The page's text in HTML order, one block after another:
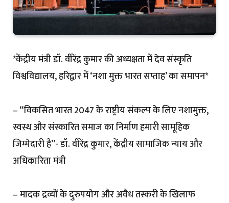
*केंद्रीय मंत्री डॉ. वीरेंद्र कुमार की अध्यक्षता में देव संस्कृति
विश्वविद्यालय, हरिद्वार में ‘नशा मुक्त भारत सप्ताह’ का समापन*
– “विकसित भारत 2047 के राष्ट्रीय संकल्प के लिए नशामुक्त,
स्वस्थ और संस्कारित समाज का निर्माण हमारी सामूहिक
जिम्मेदारी है”- डॉ. वीरेंद्र कुमार, केंद्रीय सामाजिक न्याय और
अधिकारिता मंत्री
– मादक द्रव्यों के दुरुपयोग और अवैध तस्करी के खिलाफ